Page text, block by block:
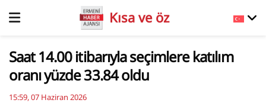
Kısa ve öz
Saat 14.00 itibarıyla seçimlere katılım
oranı yüzde 33.84 oldu
15:59, 07 Haziran 2026